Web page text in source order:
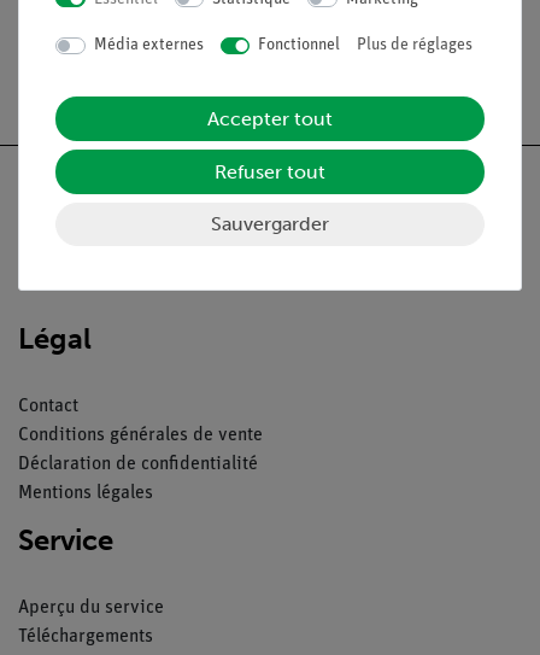
Légal
Contact
Conditions générales de vente
Déclaration de confidentialité
Mentions légales
Service
Aperçu du service
Téléchargements
Média externes Fonctionnel Plus de réglages
Accepter tout
Refuser tout
Sauvergarder